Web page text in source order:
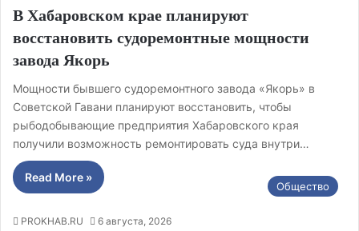
В Хабаровском крае планируют
восстановить судоремонтные мощности
завода Якорь
Мощности бывшего судоремонтного завода «Якорь» в
Советской Гавани планируют восстановить, чтобы
рыбодобывающие предприятия Хабаровского края
получили возможность ремонтировать суда внутри…
Read More »
Общество
PROKHAB.RU 6 августа, 2026